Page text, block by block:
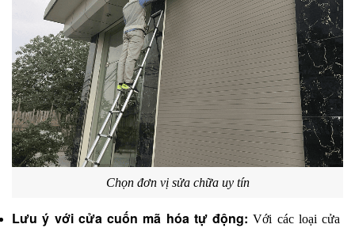
Chọn đơn vị sửa chữa uy tín
Lưu ý với cửa cuốn mã hóa tự động: Với các loại cửa